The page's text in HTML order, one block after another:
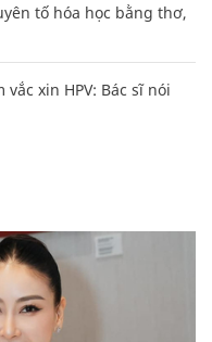
tố hóa học bằng thơ,
xin HPV: Bác sĩ nói